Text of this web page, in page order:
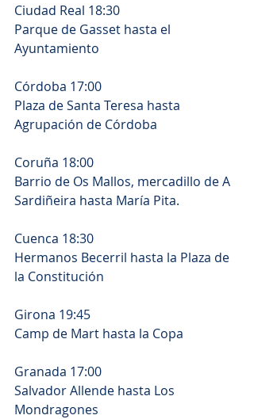
Ciudad Real 18:30
Parque de Gasset hasta el
Ayuntamiento
Córdoba 17:00
Plaza de Santa Teresa hasta
Agrupación de Córdoba
Coruña 18:00
Barrio de Os Mallos, mercadillo de A
Sardiñeira hasta María Pita.
Cuenca 18:30
Hermanos Becerril hasta la Plaza de
la Constitución
Girona 19:45
Camp de Mart hasta la Copa
Granada 17:00
Salvador Allende hasta Los
Mondragones